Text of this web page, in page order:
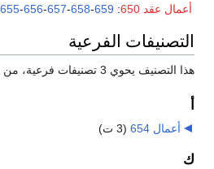
أعمال عقد 650
:
655-656-657-658-659
التصنيفات الفرعية
هذا التصنيف يحوي 3 تصنيفات فرعية، من إجمالي 3.
أعمال 654 (3 ت)
ك